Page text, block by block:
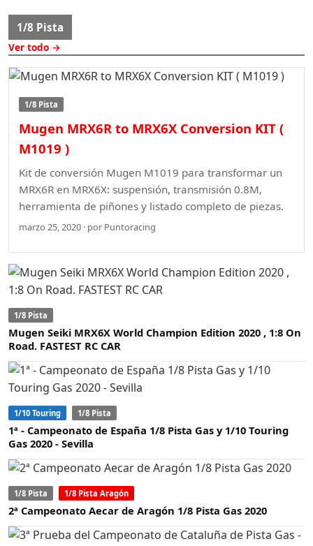
1/8 Pista
Ver todo →
1/8 Pista
Mugen MRX6R to MRX6X Conversion KIT (
M1019 )
Kit de conversión Mugen M1019 para transformar un
MRX6R en MRX6X: suspensión, transmisión 0.8M,
herramienta de piñones y listado completo de piezas.
marzo 25, 2020 · por Puntoracing
1/8 Pista
Mugen Seiki MRX6X World Champion Edition 2020 , 1:8 On
Road. FASTEST RC CAR
1/10 Touring 1/8 Pista
1ª - Campeonato de España 1/8 Pista Gas y 1/10 Touring
Gas 2020 - Sevilla
1/8 Pista 1/8 Pista Aragón
2ª Campeonato Aecar de Aragón 1/8 Pista Gas 2020